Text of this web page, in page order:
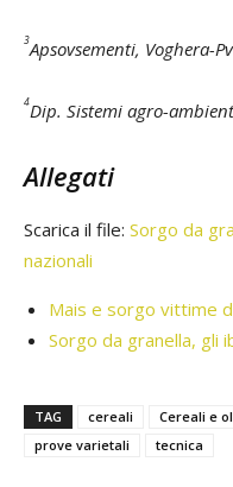
3Apsovsementi, Voghera-Pv
4Dip. Sistemi agro-
Allegati
Scarica il file: Sorgo da
nazionali
Mais e sorgo vittime
Sorgo da granella, gli
TAG cereali Cereali e
prove varietali
tecnica